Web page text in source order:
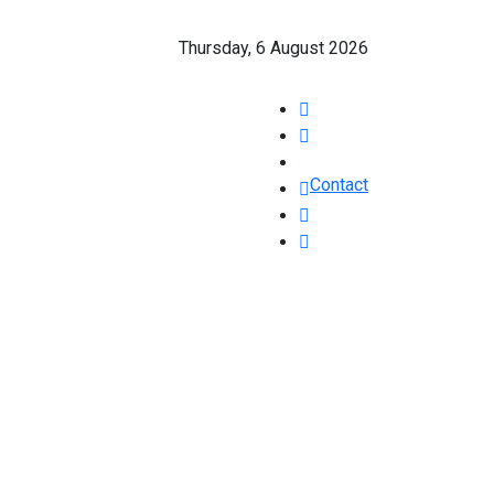
Thursday, 6 August 2026
Contact